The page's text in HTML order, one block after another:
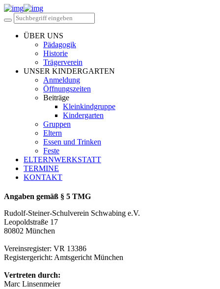
ÜBER UNS
Pädagogik
Historie
Trägerverein
UNSER KINDERGARTEN
Anmeldung
Öffnungszeiten
Beiträge
Kleinkindgruppe
Kindergarten
Gruppen
Eltern
Essen und Trinken
Feste
ELTERNWERKSTATT
TERMINE
KONTAKT
Angaben gemäß § 5 TMG
Rudolf-Steiner-Schulverein Schwabing e.V.
Leopoldstraße 17
80802 München
Vereinsregister: VR 13386
Registergericht: Amtsgericht München
Vertreten durch:
Marc Linsenmeier